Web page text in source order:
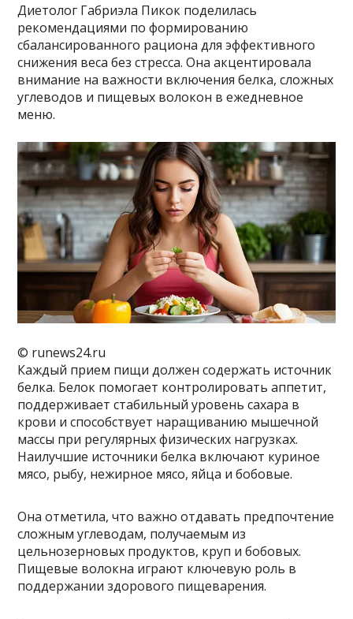
Диетолог Габриэла Пикок поделилась
рекомендациями по формированию
сбалансированного рациона для эффективного
снижения веса без стресса. Она акцентировала
внимание на важности включения белка, сложных
углеводов и пищевых волокон в ежедневное
меню.
© runews24.ru
Каждый прием пищи должен содержать источник
белка. Белок помогает контролировать аппетит,
поддерживает стабильный уровень сахара в
крови и способствует наращиванию мышечной
массы при регулярных физических нагрузках.
Наилучшие источники белка включают куриное
мясо, рыбу, нежирное мясо, яйца и бобовые.
Она отметила, что важно отдавать предпочтение
сложным углеводам, получаемым из
цельнозерновых продуктов, круп и бобовых.
Пищевые волокна играют ключевую роль в
поддержании здорового пищеварения.